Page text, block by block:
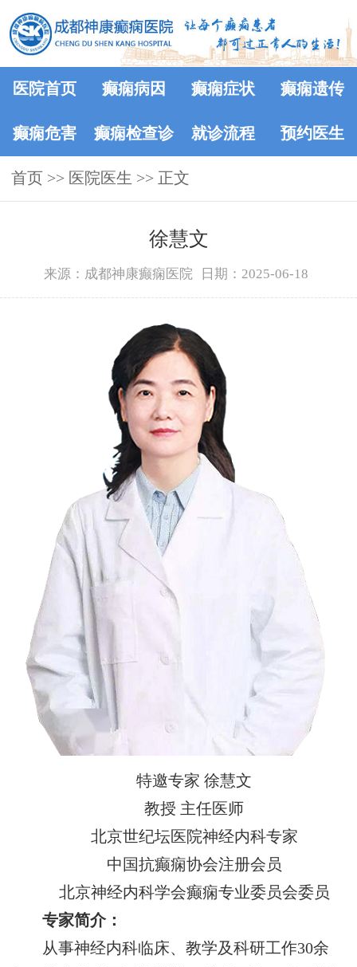
医院首页 癫痫病因 癫痫症状 癫痫遗传
癫痫危害 癫痫检查诊
断
就诊流程 预约医生
首页 >> 医院医生 >> 正文
徐慧文
来源：成都神康癫痫医院 日期：2025-06-18
特邀专家 徐慧文
教授 主任医师
北京世纪坛医院神经内科专家
中国抗癫痫协会注册会员
北京神经内科学会癫痫专业委员会委员
专家简介：
从事神经内科临床、教学及科研工作30余